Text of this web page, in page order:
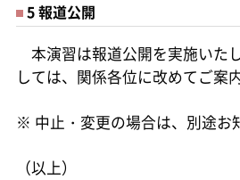
5 報道公開
本演習は報道公開を実施いた
しては、関係各位に改めてご案
※ 中止・変更の場合は、別途お
（以上）